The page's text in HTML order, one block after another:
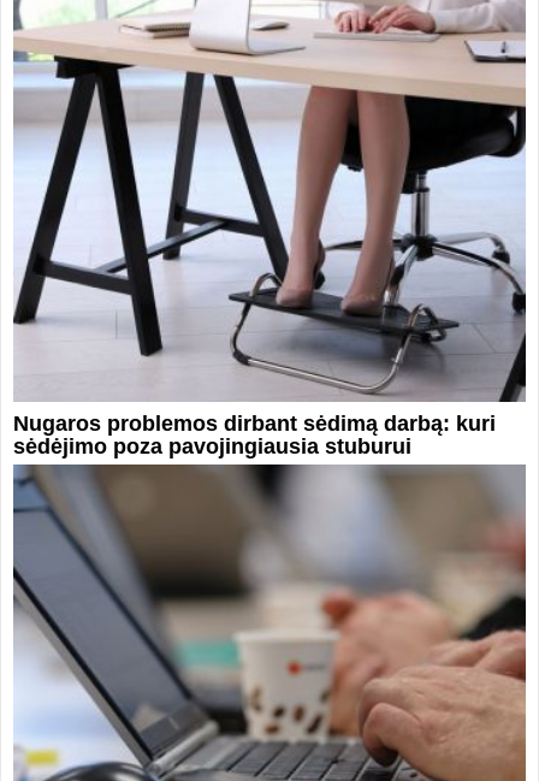
Nugaros problemos dirbant sėdimą darbą: kuri
sėdėjimo poza pavojingiausia stuburui